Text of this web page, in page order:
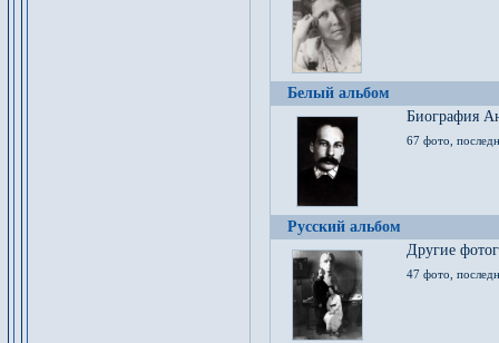
Белый альбом
Биография
67 фото,
Русский альбом
Другие
47 фото,